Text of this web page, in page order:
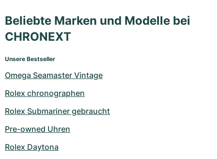
Beliebte Marken und Modelle bei
CHRONEXT
Unsere Bestseller
Omega Seamaster Vintage
Rolex chronographen
Rolex Submariner gebraucht
Pre-owned Uhren
Rolex Daytona